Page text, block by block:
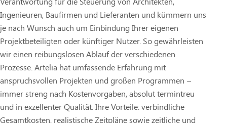
Ingenieuren, Baufirmen und Lieferanten und kümmern uns
je nach Wunsch auch um Einbindung Ihrer eigenen
Projektbeteiligten oder künftiger Nutzer. So gewährleisten
wir einen reibungslosen Ablauf der verschiedenen
Prozesse. Artelia hat umfassende Erfahrung mit
anspruchsvollen Projekten und großen Programmen –
immer streng nach Kostenvorgaben, absolut termintreu
und in exzellenter Qualität. Ihre Vorteile: verbindliche
Gesamtkosten, realistische Zeitpläne sowie zeitliche und